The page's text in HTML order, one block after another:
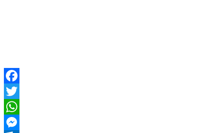
Facebook
Twitter
WhatsApp